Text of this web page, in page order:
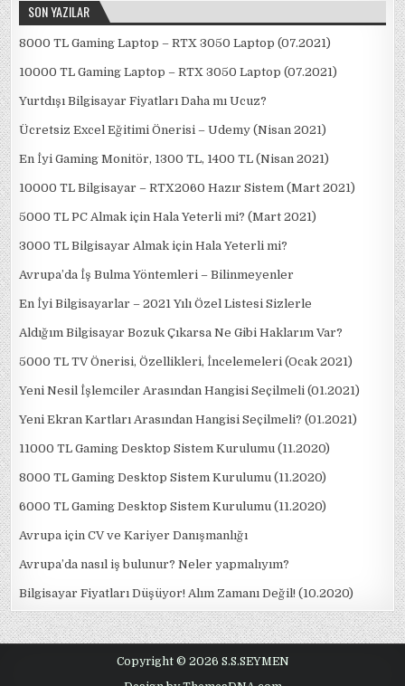
SON YAZILAR
8000 TL Gaming Laptop – RTX 3050 Laptop (07.2021)
10000 TL Gaming Laptop – RTX 3050 Laptop (07.2021)
Yurtdışı Bilgisayar Fiyatları Daha mı Ucuz?
Ücretsiz Excel Eğitimi Önerisi – Udemy (Nisan 2021)
En İyi Gaming Monitör, 1300 TL, 1400 TL (Nisan 2021)
10000 TL Bilgisayar – RTX2060 Hazır Sistem (Mart 2021)
5000 TL PC Almak için Hala Yeterli mi? (Mart 2021)
3000 TL Bilgisayar Almak için Hala Yeterli mi?
Avrupa’da İş Bulma Yöntemleri – Bilinmeyenler
En İyi Bilgisayarlar – 2021 Yılı Özel Listesi Sizlerle
Aldığım Bilgisayar Bozuk Çıkarsa Ne Gibi Haklarım Var?
5000 TL TV Önerisi, Özellikleri, İncelemeleri (Ocak 2021)
Yeni Nesil İşlemciler Arasından Hangisi Seçilmeli (01.2021)
Yeni Ekran Kartları Arasından Hangisi Seçilmeli? (01.2021)
11000 TL Gaming Desktop Sistem Kurulumu (11.2020)
8000 TL Gaming Desktop Sistem Kurulumu (11.2020)
6000 TL Gaming Desktop Sistem Kurulumu (11.2020)
Avrupa için CV ve Kariyer Danışmanlığı
Avrupa’da nasıl iş bulunur? Neler yapmalıyım?
Bilgisayar Fiyatları Düşüyor! Alım Zamanı Değil! (10.2020)
Copyright © 2026 S.S.SEYMEN